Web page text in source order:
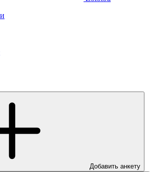
Добавить анкету